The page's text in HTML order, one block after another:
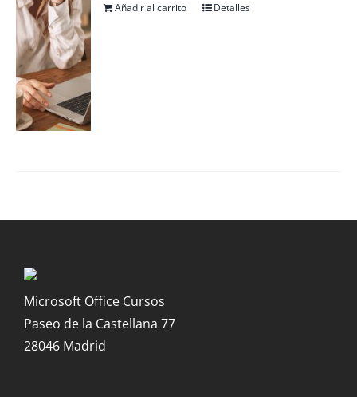
Añadir al carrito Detalles
Microsoft Office Cursos
Paseo de la Castellana 77
28046 Madrid